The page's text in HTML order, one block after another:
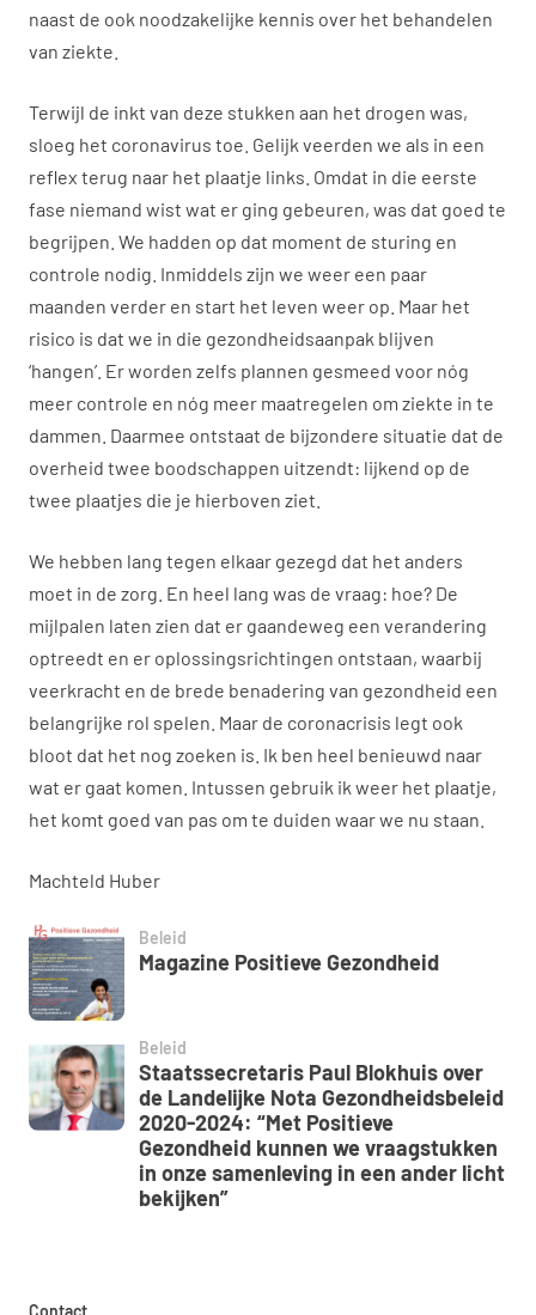
naast de ook noodzakelijke kennis over het behandelen
van ziekte.
Terwijl de inkt van deze stukken aan het drogen was,
sloeg het coronavirus toe. Gelijk veerden we als in een
reflex terug naar het plaatje links. Omdat in die eerste
fase niemand wist wat er ging gebeuren, was dat goed te
begrijpen. We hadden op dat moment de sturing en
controle nodig. Inmiddels zijn we weer een paar
maanden verder en start het leven weer op. Maar het
risico is dat we in die gezondheidsaanpak blijven
‘hangen’. Er worden zelfs plannen gesmeed voor nóg
meer controle en nóg meer maatregelen om ziekte in te
dammen. Daarmee ontstaat de bijzondere situatie dat de
overheid twee boodschappen uitzendt: lijkend op de
twee plaatjes die je hierboven ziet.
We hebben lang tegen elkaar gezegd dat het anders
moet in de zorg. En heel lang was de vraag: hoe? De
mijlpalen laten zien dat er gaandeweg een verandering
optreedt en er oplossingsrichtingen ontstaan, waarbij
veerkracht en de brede benadering van gezondheid een
belangrijke rol spelen. Maar de coronacrisis legt ook
bloot dat het nog zoeken is. Ik ben heel benieuwd naar
wat er gaat komen. Intussen gebruik ik weer het plaatje,
het komt goed van pas om te duiden waar we nu staan.
Machteld Huber
Beleid
Magazine Positieve Gezondheid
Beleid
Staatssecretaris Paul Blokhuis over
de Landelijke Nota Gezondheidsbeleid
2020-2024: “Met Positieve
Gezondheid kunnen we vraagstukken
in onze samenleving in een ander licht
bekijken”